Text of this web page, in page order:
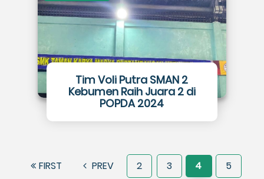
Tim Voli Putra SMAN 2
Kebumen Raih Juara 2 di
POPDA 2024
FIRST PREV 2 3 4 5